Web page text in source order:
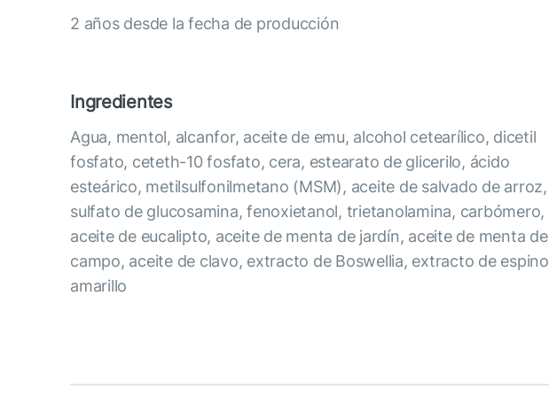
2 años desde la fecha de producción
Ingredientes
Agua, mentol, alcanfor, aceite de emu, alcohol cetearílico, dicetil
fosfato, ceteth-10 fosfato, cera, estearato de glicerilo, ácido
esteárico, metilsulfonilmetano (MSM), aceite de salvado de arroz,
sulfato de glucosamina, fenoxietanol, trietanolamina, carbómero,
aceite de eucalipto, aceite de menta de jardín, aceite de menta de
campo, aceite de clavo, extracto de Boswellia, extracto de espino
amarillo